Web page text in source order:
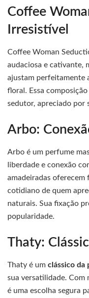
Coffee
Irresistível
Coffee Woman
audaciosa e cativante,
ajustam perfeitamente
floral. Essa
sedutor, apreciado por
Arbo:
Arbo é um perfume
liberdade e conexão
amadeiradas
cotidiano de quem
naturais. Sua fixação
popularidade.
Thaty:
Thaty é um clássico da
sua versatilidade. Com
é uma escolha segura